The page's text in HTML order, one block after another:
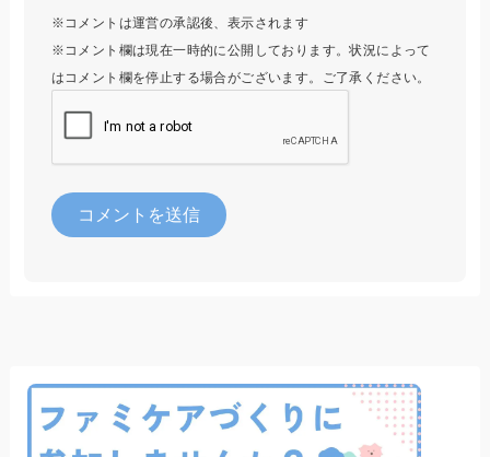
※コメントは運営の承認後、表示されます
※コメント欄は現在一時的に公開しております。状況によって
はコメント欄を停止する場合がございます。ご了承ください。